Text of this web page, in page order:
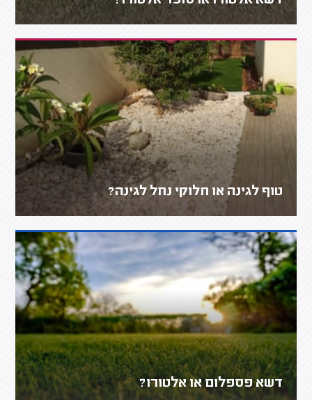
טוף לגינה או חלוקי נחל לגינה?
דשא פספלום או אלטורו?